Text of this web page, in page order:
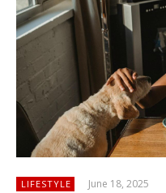
LIFESTYLE June 18, 2025